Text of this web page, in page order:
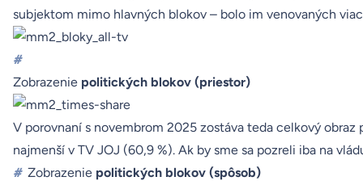
subjektom mimo hlavných blokov – bolo im venovaných
#
Zobrazenie politických blokov (priestor)
V porovnaní s novembrom 2025 zostáva teda celkový obraz
najmenší v TV JOJ (60,9 %). Ak by sme sa pozreli iba na
# Zobrazenie politických blokov (spôsob)